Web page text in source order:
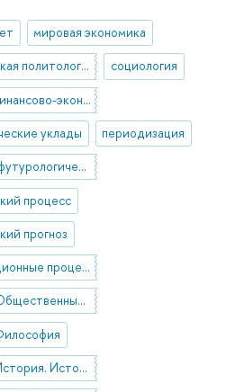
мировая экономика
историческая политология социология
мировой финансово-экономический кризис
уклады периодизация
политико-футурологические исследования
процесс
прогноз
глобализационные процессы
00.00.00 Общественные науки в целом
03.00.00 История. Исторические науки